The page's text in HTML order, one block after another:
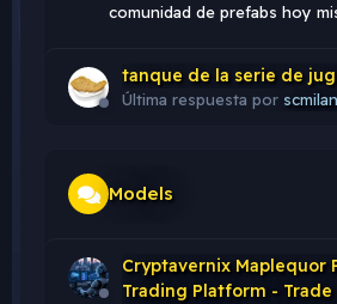
comunidad de prefabs hoy
tanque de la serie de
Última respuesta por
Models
Cryptavernix Maplequor
Trading Platform -